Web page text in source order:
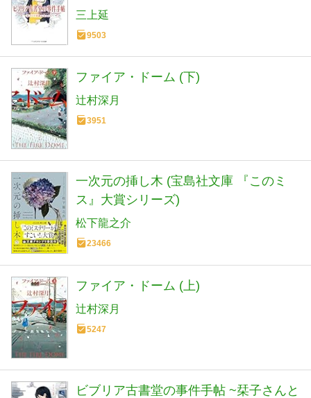
三上延
9503
ファイア・ドーム (下)
辻村深月
3951
一次元の挿し木 (宝島社文庫 『このミ
ス』大賞シリーズ)
松下龍之介
23466
ファイア・ドーム (上)
辻村深月
5247
ビブリア古書堂の事件手帖 ~栞子さんと